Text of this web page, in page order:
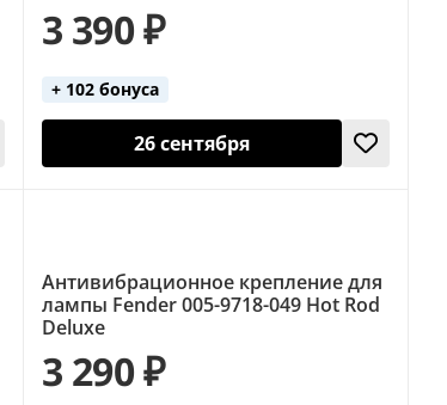
3 390 ₽
+ 102 бонуса
26 сентября
Антивибрационное крепление для
лампы Fender 005-9718-049 Hot Rod
Deluxe
3 290 ₽